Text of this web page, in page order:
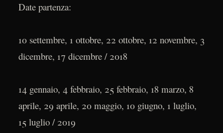
Date partenza:
10 settembre, 1 ottobre, 22 ottobre, 12 novembre, 3
dicembre, 17 dicembre / 2018
14 gennaio, 4 febbraio, 25 febbraio, 18 marzo, 8
aprile, 29 aprile, 20 maggio, 10 giugno, 1 luglio,
15 luglio / 2019